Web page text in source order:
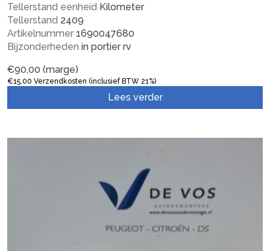
Tellerstand eenheid Kilometer
Tellerstand 2409
Artikelnummer 1690047680
Bijzonderheden in portier rv
€90,00 (marge)
€15,00 Verzendkosten (inclusief BTW 21%)
Lees verder